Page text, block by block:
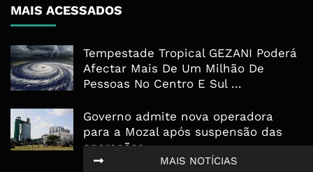
MAIS NOTÍCIAS
MAIS ACESSADOS
Tempestade Tropical GEZANI Poderá
Afectar Mais De Um Milhão De
Pessoas No Centro E Sul ...
Governo admite nova operadora
para a Mozal após suspensão das
operações